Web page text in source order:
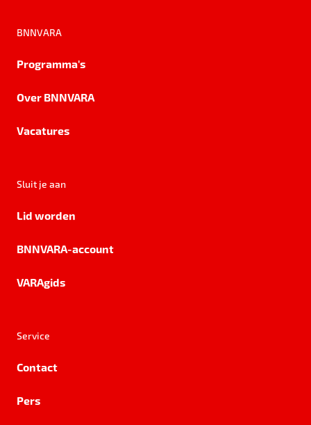
BNNVARA
Programma's
Over BNNVARA
Vacatures
Sluit je aan
Lid worden
BNNVARA-account
VARAgids
Service
Contact
Pers